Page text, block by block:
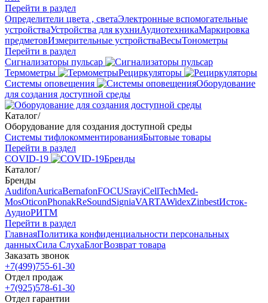
Перейти в раздел
Определители цвета , светаЭлектронные вспомогательные
устройстваУстройства для кухниАудиотехникаМаркировка
предметовИзмерительные устройстваВесыТонометры
Перейти в раздел
Сигнализаторы пульсар
Термометры
Рециркуляторы
Cистемы оповещения
Оборудование
для создания доступной среды
Каталог/
Оборудование для создания доступной среды
Системы тифлокомментированияБытовые товары
Перейти в раздел
COVID-19
Бренды
Каталог/
Бренды
AudifonAuricaBernafonFOCUSrayiCellTechMed-
MosOticonPhonakReSoundSigniaVARTAWidexZinbestИсток-
АудиоРИТМ
Перейти в раздел
ГлавнаяПолитика конфиденциальности персональных
данныхСила СлухаБлогВозврат товара
Заказать звонок
+7(499)755-61-30
Отдел продаж
+7(925)578-61-30
Отдел гарантии